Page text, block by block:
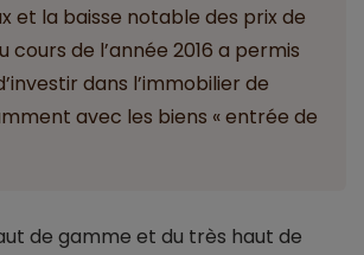
et la baisse notable des prix de
cours de l’année 2016 a permis
dans l’immobilier de
avec les biens « entrée de
de gamme et du très haut de